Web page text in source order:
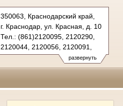
развернуть
350063, Краснодарский край,
г. Краснодар, ул. Красная, д. 10
Тел.: (861)2120095, 2120290,
2120044, 2120056, 2120091,
2683150(ф.)
kubansud@sudrf.ru